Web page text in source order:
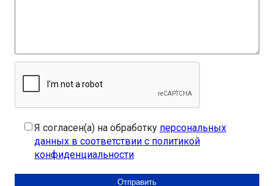
Я согласен(а) на обработку персональных
данных в соответствии с политикой
конфиденциальности